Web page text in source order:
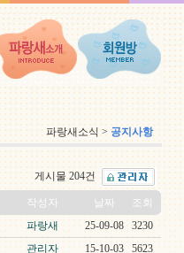
파랑새소식 > 공지사항
게시물 204건
작성자 날짜
조회
파랑새 25-09-08
3230
관리자 15-10-03
5623